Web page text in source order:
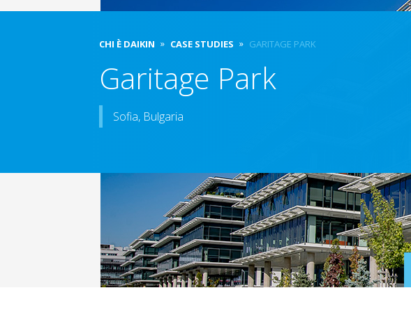
CHI È DAIKIN CASE STUDIES GARITAGE PARK
Garitage Park
Sofia, Bulgaria